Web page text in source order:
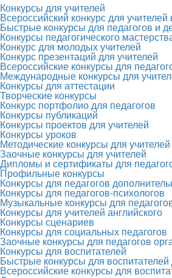
Конкурсы для учителей
Всероссийский конкурс для
Быстрые конкурсы для педагогов и
Конкурсы педагогического
Конкурс для молодых учителей
Конкурс презентаций для учителей
Всероссийские конкурсы для
Международные конкурсы для
Конкурсы для аттестации
Творческие конкурсы
Конкурс портфолио для педагогов
Конкурсы публикаций
Конкурсы проектов для учителей
Конкурсы уроков
Методические конкурсы для учителей
Заочные конкурсы для учителей
Дипломы и сертификаты для
Профильные конкурсы
Конкурсы для педагогов
Конкурсы для педагогов-психологов
Музыкальные конкурсы для
Конкурсы для учителей английского
Конкурсы сценариев
Конкурсы для социальных педагогов
Заочные конкурсы для педагогов
Конкурсы для воспитателей
Быстрые конкурсы для
Всероссийские конкурсы для